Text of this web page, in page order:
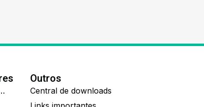
DE BENEFÍCIOS
Outros
Central de downloads